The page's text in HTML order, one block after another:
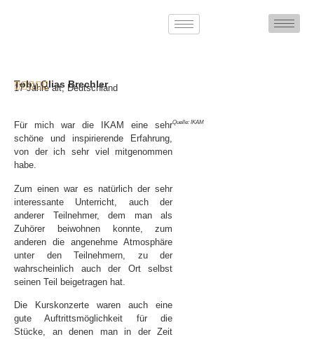
Toby Olias Brechler
17 Jahre alt, Deutschland
Für mich war die IKAM eine sehr
schöne und inspirierende Erfahrung,
von der ich sehr viel mitgenommen
habe.
Zum einen war es natürlich der sehr
interessante Unterricht, auch der
anderer Teilnehmer, dem man als
Zuhörer beiwohnen konnte, zum
anderen die angenehme Atmosphäre
unter den Teilnehmern, zu der
wahrscheinlich auch der Ort selbst
seinen Teil beigetragen hat.
Die Kurskonzerte waren auch eine
gute Auftrittsmöglichkeit für die
Stücke, an denen man in der Zeit
Quelle: IKAM